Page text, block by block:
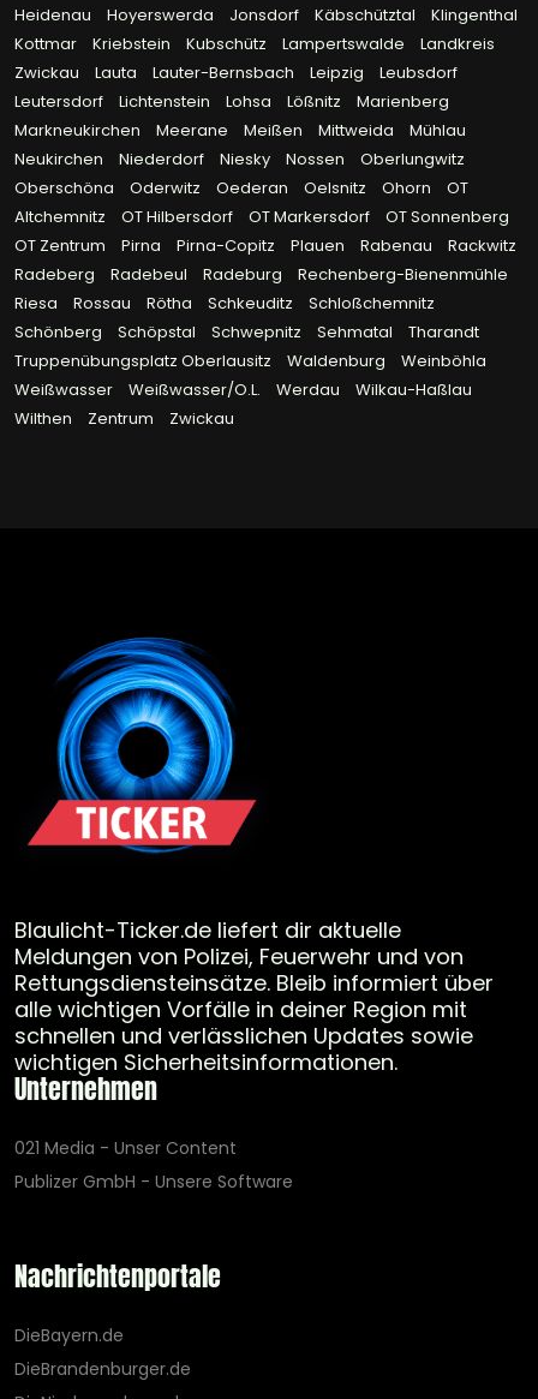
Heidenau
Hoyerswerda Jonsdorf Käbschütztal
Klingenthal
Kottmar
Kriebstein Kubschütz Lampertswalde
Landkreis
Zwickau
Lauta Lauter-Bernsbach Leipzig
Leubsdorf
Leutersdorf
Lichtenstein Lohsa Lößnitz
Marienberg
Markneukirchen
Meerane Meißen Mittweida
Mühlau
Neukirchen
Niederdorf Niesky Nossen
Oberlungwitz
Oberschöna
Oderwitz Oederan Oelsnitz Ohorn
OT
Altchemnitz
OT Hilbersdorf OT Markersdorf
OT Sonnenberg
OT Zentrum
Pirna Pirna-Copitz Plauen Rabenau
Rackwitz
Radeberg
Radebeul Radeburg
Rechenberg-Bienenmühle
Riesa
Rossau Rötha Schkeuditz
Schloßchemnitz
Schönberg
Schöpstal Schwepnitz Sehmatal
Tharandt
Truppenübungsplatz Oberlausitz
Waldenburg
Weinböhla
Weißwasser
Weißwasser/O.L. Werdau
Wilkau-Haßlau
Wilthen
Zentrum Zwickau
Blaulicht-Ticker.de liefert dir aktuelle
Meldungen von Polizei, Feuerwehr und von
Rettungsdiensteinsätze. Bleib informiert über
alle wichtigen Vorfälle in deiner Region mit
schnellen und verlässlichen Updates sowie
wichtigen Sicherheitsinformationen.
Unternehmen
021 Media - Unser Content
Publizer GmbH - Unsere Software
Nachrichtenportale
DieBayern.de
DieBrandenburger.de